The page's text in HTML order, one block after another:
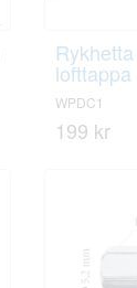
lofttappa
WPDC1
199 kr